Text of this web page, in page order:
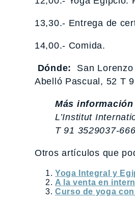
13,30.- Entrega de
14,00.- Comida.
Dónde: San
Abelló Pascual, 52 T
Más
L’Institut
T 91 3529037-
Otros artículos que
Yoga Integral y
A la venta en
Curso de yoga